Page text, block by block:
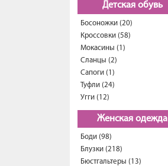
Детская обувь
Босоножки (20)
Кроссовки (58)
Мокасины (1)
Сланцы (2)
Сапоги (1)
Туфли (24)
Угги (12)
Женская одежда
Боди (98)
Блузки (218)
Бюстгальтеры (13)